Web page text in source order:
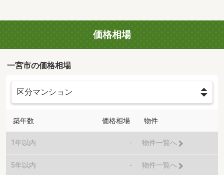
価格相場
一宮市の価格相場
築年数 価格相場 物件
1年以内 - 物件一覧へ
5年以内 - 物件一覧へ